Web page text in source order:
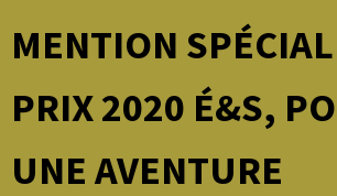
MENTION
PRIX 2020 É&S,
UNE AVENTURE